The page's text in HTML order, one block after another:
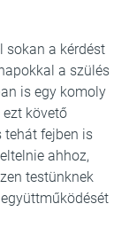
sokan a kérdést
a szülés
is egy komoly
ezt követő
tehát fejben is
ahhoz,
testünknek